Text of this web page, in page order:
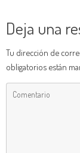
Deja una
Tu dirección de
obligatorios están